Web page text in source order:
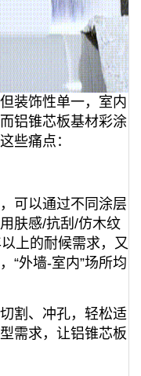
装饰性单一，室内
铝锥芯板基材彩涂
些痛点：
可以通过不同涂层
肤感/抗刮/仿木纹
上的耐候需求，又
“外墙-室内”场所均
割、冲孔，轻松适
需求，让铝锥芯板